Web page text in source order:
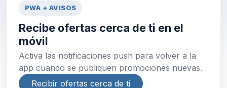
PWA + AVISOS
Recibe ofertas cerca de ti en el
móvil
Activa las notificaciones push para volver a la
app cuando se publiquen promociones nuevas.
Recibir ofertas cerca de ti